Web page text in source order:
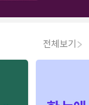
전체보기